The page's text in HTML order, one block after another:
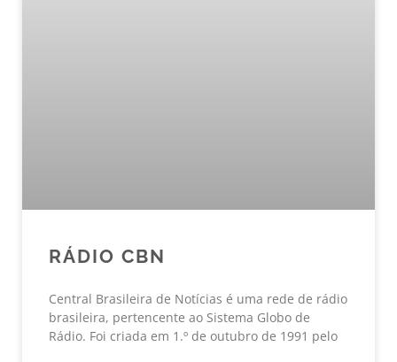
RÁDIO CBN
Central Brasileira de Notícias é uma rede de rádio
brasileira, pertencente ao Sistema Globo de
Rádio. Foi criada em 1.º de outubro de 1991 pelo